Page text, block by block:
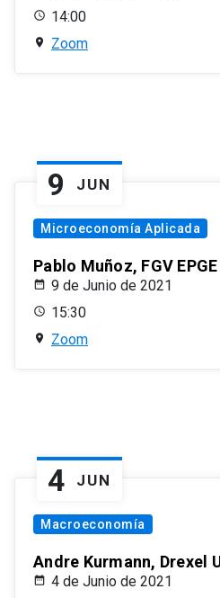
14:00
Zoom
9 JUN
Microeconomía Aplicada
Pablo Muñoz, FGV EPGE
9 de Junio de 2021
15:30
Zoom
4 JUN
Macroeconomía
Andre Kurmann, Drexel
4 de Junio de 2021